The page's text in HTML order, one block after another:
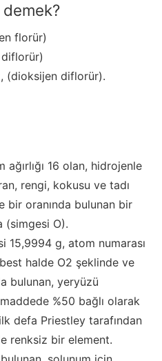
florür)
diflorür)
(dioksijen diflorür).
ağırlığı 16 olan, hidrojenle
rengi, kokusu ve tadı
bir oranında bulunan bir
(simgesi O).
15,9994 g, atom numarası
halde O2 şeklinde ve
bulunan, yeryüzü
%50 bağlı olarak
defa Priestley tarafından
renksiz bir element.